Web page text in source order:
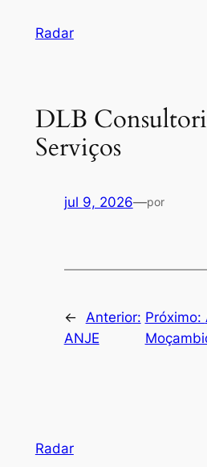
Radar
DLB
Serviços
jul 9, 2026—por
←
Anterior:
ANJE
Próximo:
Radar